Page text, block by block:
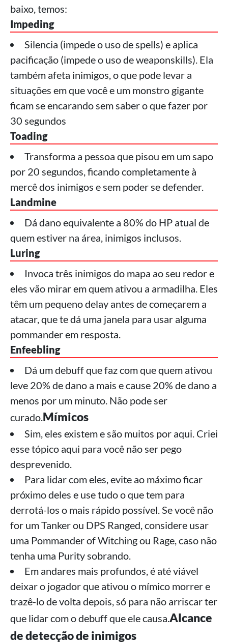
baixo, temos:
Impeding
Silencia (impede o uso de spells) e aplica
pacificação (impede o uso de weaponskills). Ela
também afeta inimigos, o que pode levar a
situações em que você e um monstro gigante
ficam se encarando sem saber o que fazer por
30 segundos
Toading
Transforma a pessoa que pisou em um sapo
por 20 segundos, ficando completamente à
mercê dos inimigos e sem poder se defender.
Landmine
Dá dano equivalente a 80% do HP atual de
quem estiver na área, inimigos inclusos.
Luring
Invoca três inimigos do mapa ao seu redor e
eles vão mirar em quem ativou a armadilha. Eles
têm um pequeno delay antes de começarem a
atacar, que te dá uma janela para usar alguma
pommander em resposta.
Enfeebling
Dá um debuff que faz com que quem ativou
leve 20% de dano a mais e cause 20% de dano a
menos por um minuto. Não pode ser
curado. Mímicos
Sim, eles existem e são muitos por aqui. Criei
esse tópico aqui para você não ser pego
desprevenido.
Para lidar com eles, evite ao máximo ficar
próximo deles e use tudo o que tem para
derrotá-los o mais rápido possível. Se você não
for um Tanker ou DPS Ranged, considere usar
uma Pommander of Witching ou Rage, caso não
tenha uma Purity sobrando.
Em andares mais profundos, é até viável
deixar o jogador que ativou o mímico morrer e
trazê-lo de volta depois, só para não arriscar ter
que lidar com o debuff que ele causa. Alcance
de detecção de inimigos